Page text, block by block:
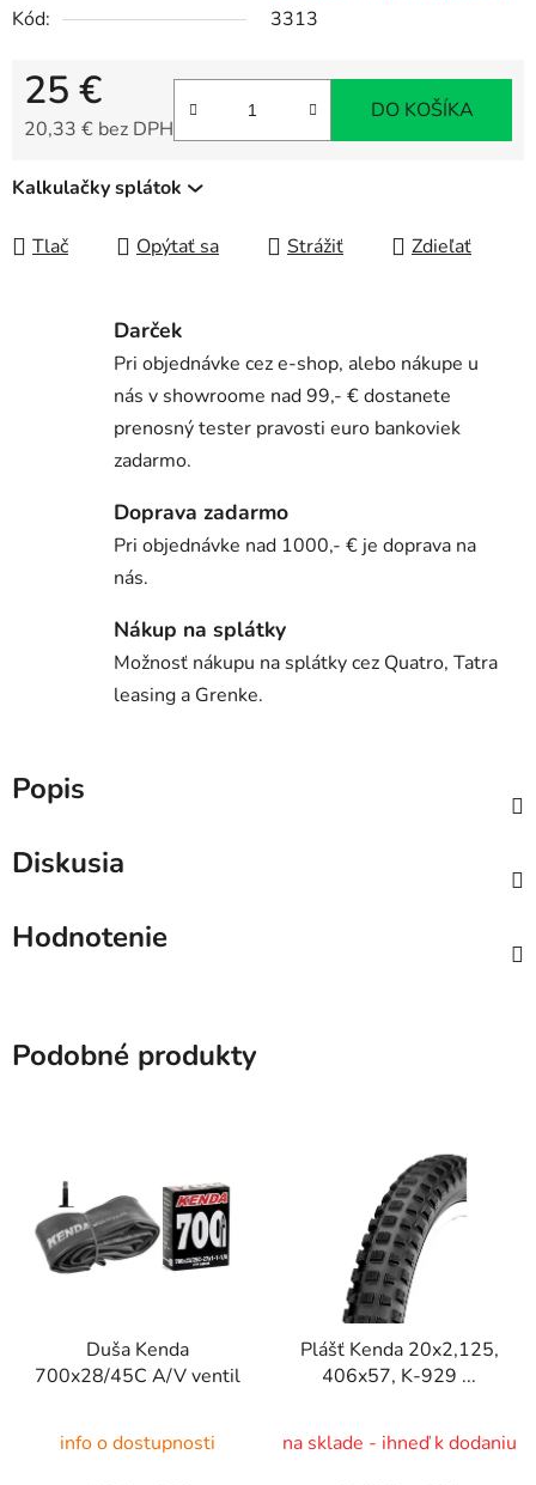
Kód:
3313
25 €
20,33 € bez DPH
DO KOŠÍKA
Kalkulačky splátok
Tlač Opýtať sa Strážiť Zdieľať
Darček
Pri objednávke cez e-shop, alebo nákupe u
nás v showroome nad 99,- € dostanete
prenosný tester pravosti euro bankoviek
zadarmo.
Doprava zadarmo
Pri objednávke nad 1000,- € je doprava na
nás.
Nákup na splátky
Možnosť nákupu na splátky cez Quatro, Tatra
leasing a Grenke.
Popis
Diskusia
Hodnotenie
Podobné produkty
Duša Kenda
700x28/45C A/V ventil
info o dostupnosti
Plášť Kenda 20x2,125,
406x57, K-929 ...
na sklade - ihneď k dodaniu